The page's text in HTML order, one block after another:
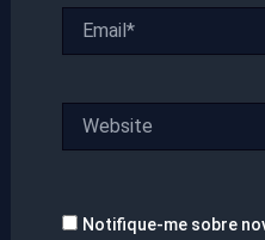
Notifique-me sobre